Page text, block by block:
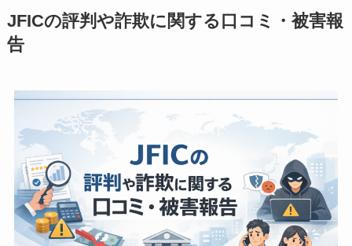
JFICの評判や詐欺に関する口コミ・被害報
告